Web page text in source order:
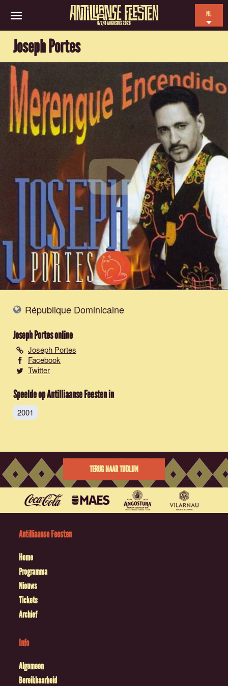
6/7/8 AUGUSTUS 2026
NL
FR
Joseph Portes
République Dominicaine
Joseph Portesonline
Joseph Portes
Facebook
Twitter
Speelde op Antilliaanse Feesten in
2001
TERUG NAAR TIJDLIJN
Antilliaanse Feesten
Home
Programma
Nieuws
Tickets
Archief
Info
Algemeen
Bereikbaarheid